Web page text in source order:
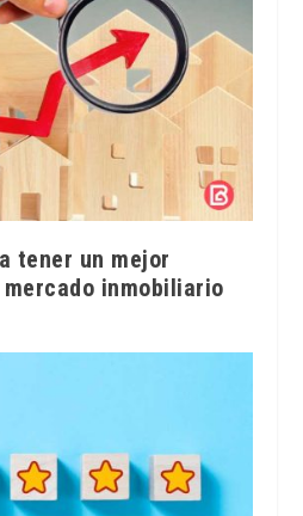
tener un mejor
inmobiliario